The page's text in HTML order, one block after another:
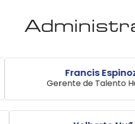
Francis
Gerente de Talento